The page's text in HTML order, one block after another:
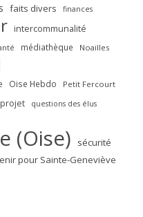
faits divers finances
intercommunalité
médiathèque Noailles
Oise Hebdo Petit Fercourt
projet questions des élus
(Oise) sécurité
pour Sainte-Geneviève